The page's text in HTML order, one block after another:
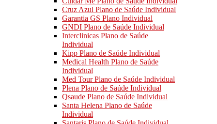
Cruz Azul Plano de Saúde Individual
Garantia GS Plano Individual
GNDI Plano de Saúde Individual
Interclinicas Plano de Saúde
Individual
Kipp Plano de Saúde Individual
Medical Health Plano de Saúde
Individual
Med Tour Plano de Saúde Individual
Plena Plano de Saúde Individual
Qsaude Plano de Saúde Individual
Santa Helena Plano de Saúde
Individual